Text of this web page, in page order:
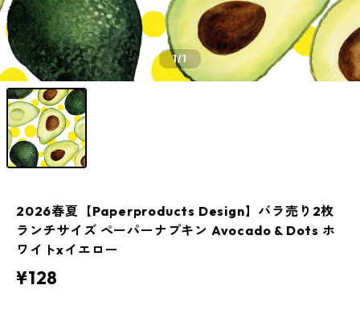
1/1
2026春夏【Paperproducts Design】バラ売り2枚
ランチサイズ ペーパーナプキン Avocado & Dots ホ
ワイトxイエロー
¥128